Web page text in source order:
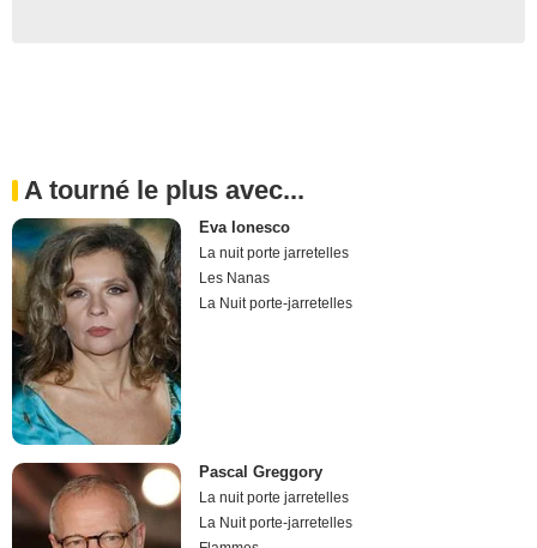
A tourné le plus avec...
Eva Ionesco
La nuit porte jarretelles
Les Nanas
La Nuit porte-jarretelles
Pascal Greggory
La nuit porte jarretelles
La Nuit porte-jarretelles